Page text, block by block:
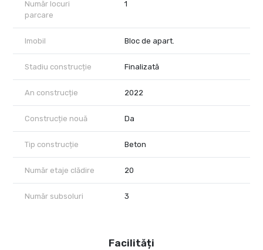
Număr locuri
parcare
1
Imobil Bloc de apart.
Stadiu construcție Finalizată
An construcție 2022
Construcție nouă Da
Tip construcție Beton
Număr etaje clădire 20
Număr subsoluri 3
Facilități